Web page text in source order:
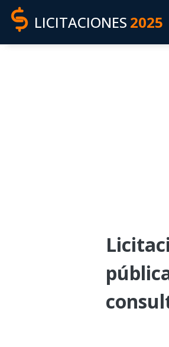
LICITACIONES 2025